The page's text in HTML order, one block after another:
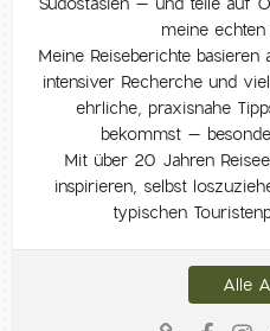
meine echten
Meine Reiseberichte
intensiver Recherche und
ehrliche, praxisnahe
bekommst –
Mit über 20 Jahren
inspirieren, selbst
typischen
Alle